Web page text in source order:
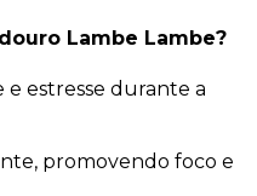
Lambe Lambe?
e estresse durante a
promovendo foco e